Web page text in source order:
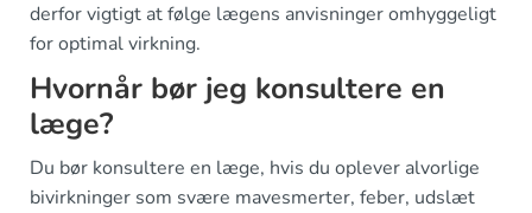
derfor vigtigt at følge lægens anvisninger omhyggeligt
for optimal virkning.
Hvornår bør jeg konsultere en
læge?
Du bør konsultere en læge, hvis du oplever alvorlige
bivirkninger som svære mavesmerter, feber, udslæt